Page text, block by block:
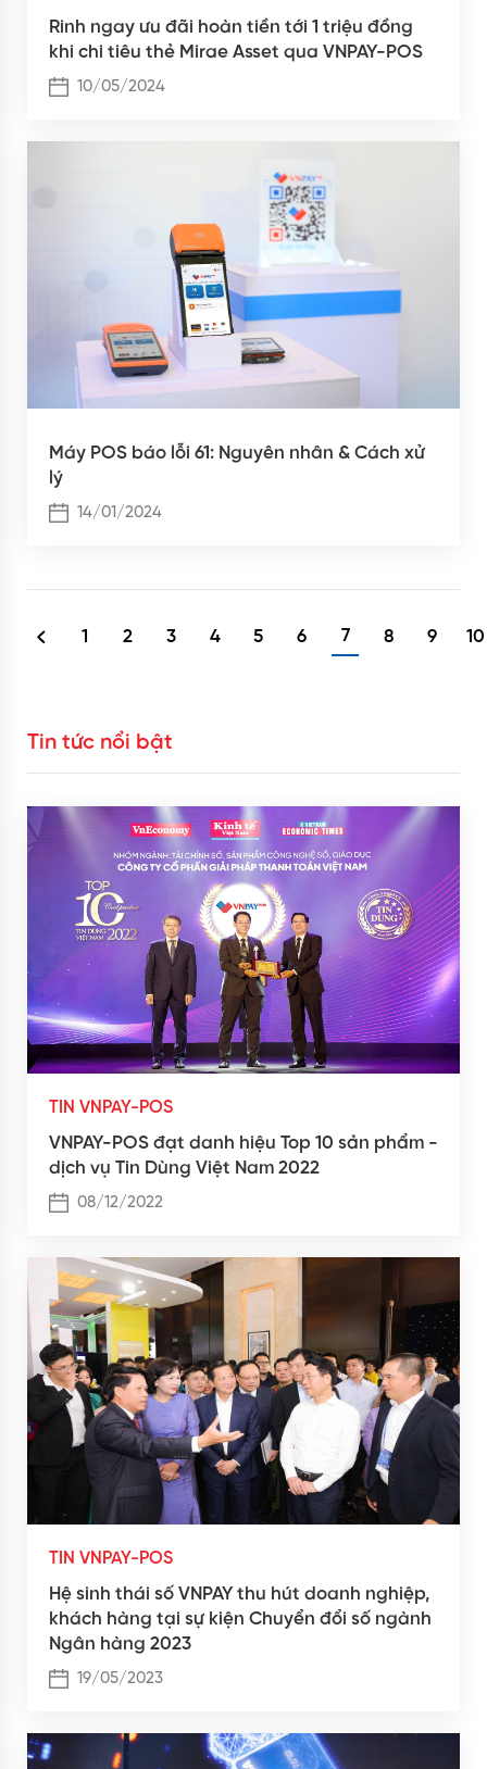
Rinh ngay ưu đãi hoàn tiền tới 1 triệu đồng
khi chi tiêu thẻ Mirae Asset qua VNPAY-POS
10/05/2024
Máy POS báo lỗi 61: Nguyên nhân & Cách xử
lý
14/01/2024
1 2 3 4 5 6 7 8 9 10
Tin tức nổi bật
TIN VNPAY-POS
VNPAY-POS đạt danh hiệu Top 10 sản phẩm -
dịch vụ Tin Dùng Việt Nam 2022
08/12/2022
TIN VNPAY-POS
Hệ sinh thái số VNPAY thu hút doanh nghiệp,
khách hàng tại sự kiện Chuyển đổi số ngành
Ngân hàng 2023
19/05/2023